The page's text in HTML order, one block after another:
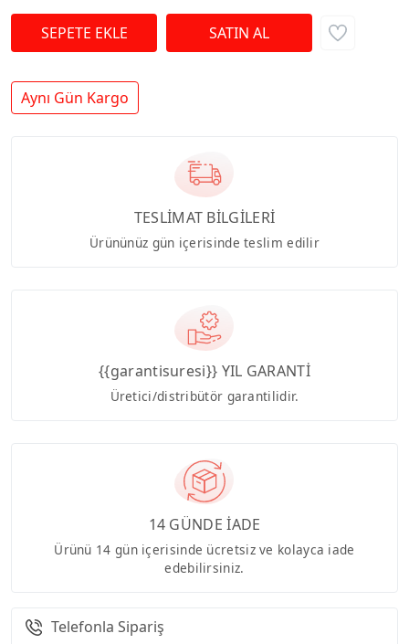
Aynı Gün Kargo
TESLİMAT BİLGİLERİ
Ürününüz gün içerisinde teslim edilir
{{garantisuresi}} YIL GARANTİ
Üretici/distribütör garantilidir.
14 GÜNDE İADE
Ürünü 14 gün içerisinde ücretsiz ve kolayca iade
edebilirsiniz.
Telefonla Sipariş